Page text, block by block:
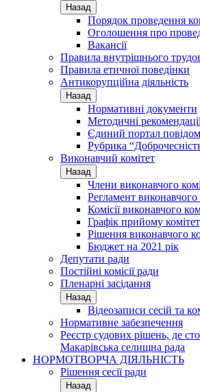
Назад
Порядок проведення
Оголошення про
Вакансії
Правила внутрішнього
Правила етичної поведінки
Антикорупційна діяльність
Назад
Нормативні документи
Методичні
Єдиний портал
Рубрика
Виконавчий комітет
Назад
Члени виконавчого
Регламент виконавчого
Комісії виконавчого
Графік прийому
Рішення виконавчого
Бюджет на 2021 рік
Депутати ради
Постійні комісії ради
Пленарні засідання
Назад
Відеозаписи сесій та
Нормативне забезпечення
Реєстр судових рішень, де
Макарівська селищна рада
НОРМОТВОРЧА ДІЯЛЬНІСТЬ
Рішення сесії ради
Назад